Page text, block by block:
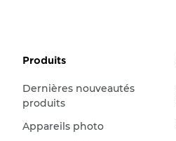
Produits
Dernières nouveautés
produits
Appareils photo